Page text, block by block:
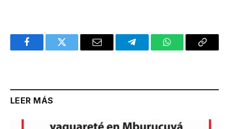
FacebookTwitter Email TelegramWhatsAppCopy
LEER MÁS